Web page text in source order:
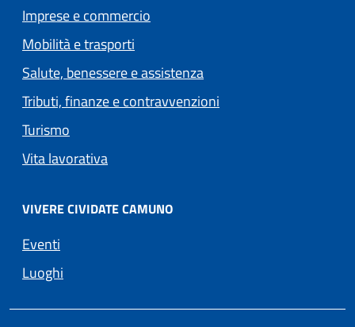
Imprese e commercio
Mobilità e trasporti
Salute, benessere e assistenza
Tributi, finanze e contravvenzioni
Turismo
Vita lavorativa
VIVERE CIVIDATE CAMUNO
Eventi
Luoghi